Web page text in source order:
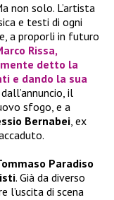
non solo. L’artista
e testi di ogni
a proporli in futuro
Rissa,
detto la
e dando la sua
il
sfogo, e a
Bernabei, ex
Paradiso
. Già da diverso
l’uscita di scena